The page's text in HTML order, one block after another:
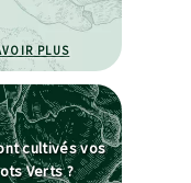
OUVERTURE, COMMENT
PLUSÀ PROPOS DE JE
cultivés vos
Verts ?